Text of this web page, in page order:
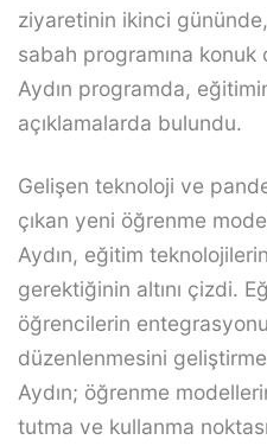
ziyaretinin ikinci
sabah programına
Aydın programda,
açıklamalarda bulundu.
Gelişen teknoloji ve
çıkan yeni öğrenme
Aydın, eğitim
gerektiğinin altını çizdi.
öğrencilerin
düzenlenmesini
Aydın; öğrenme
tutma ve kullanma